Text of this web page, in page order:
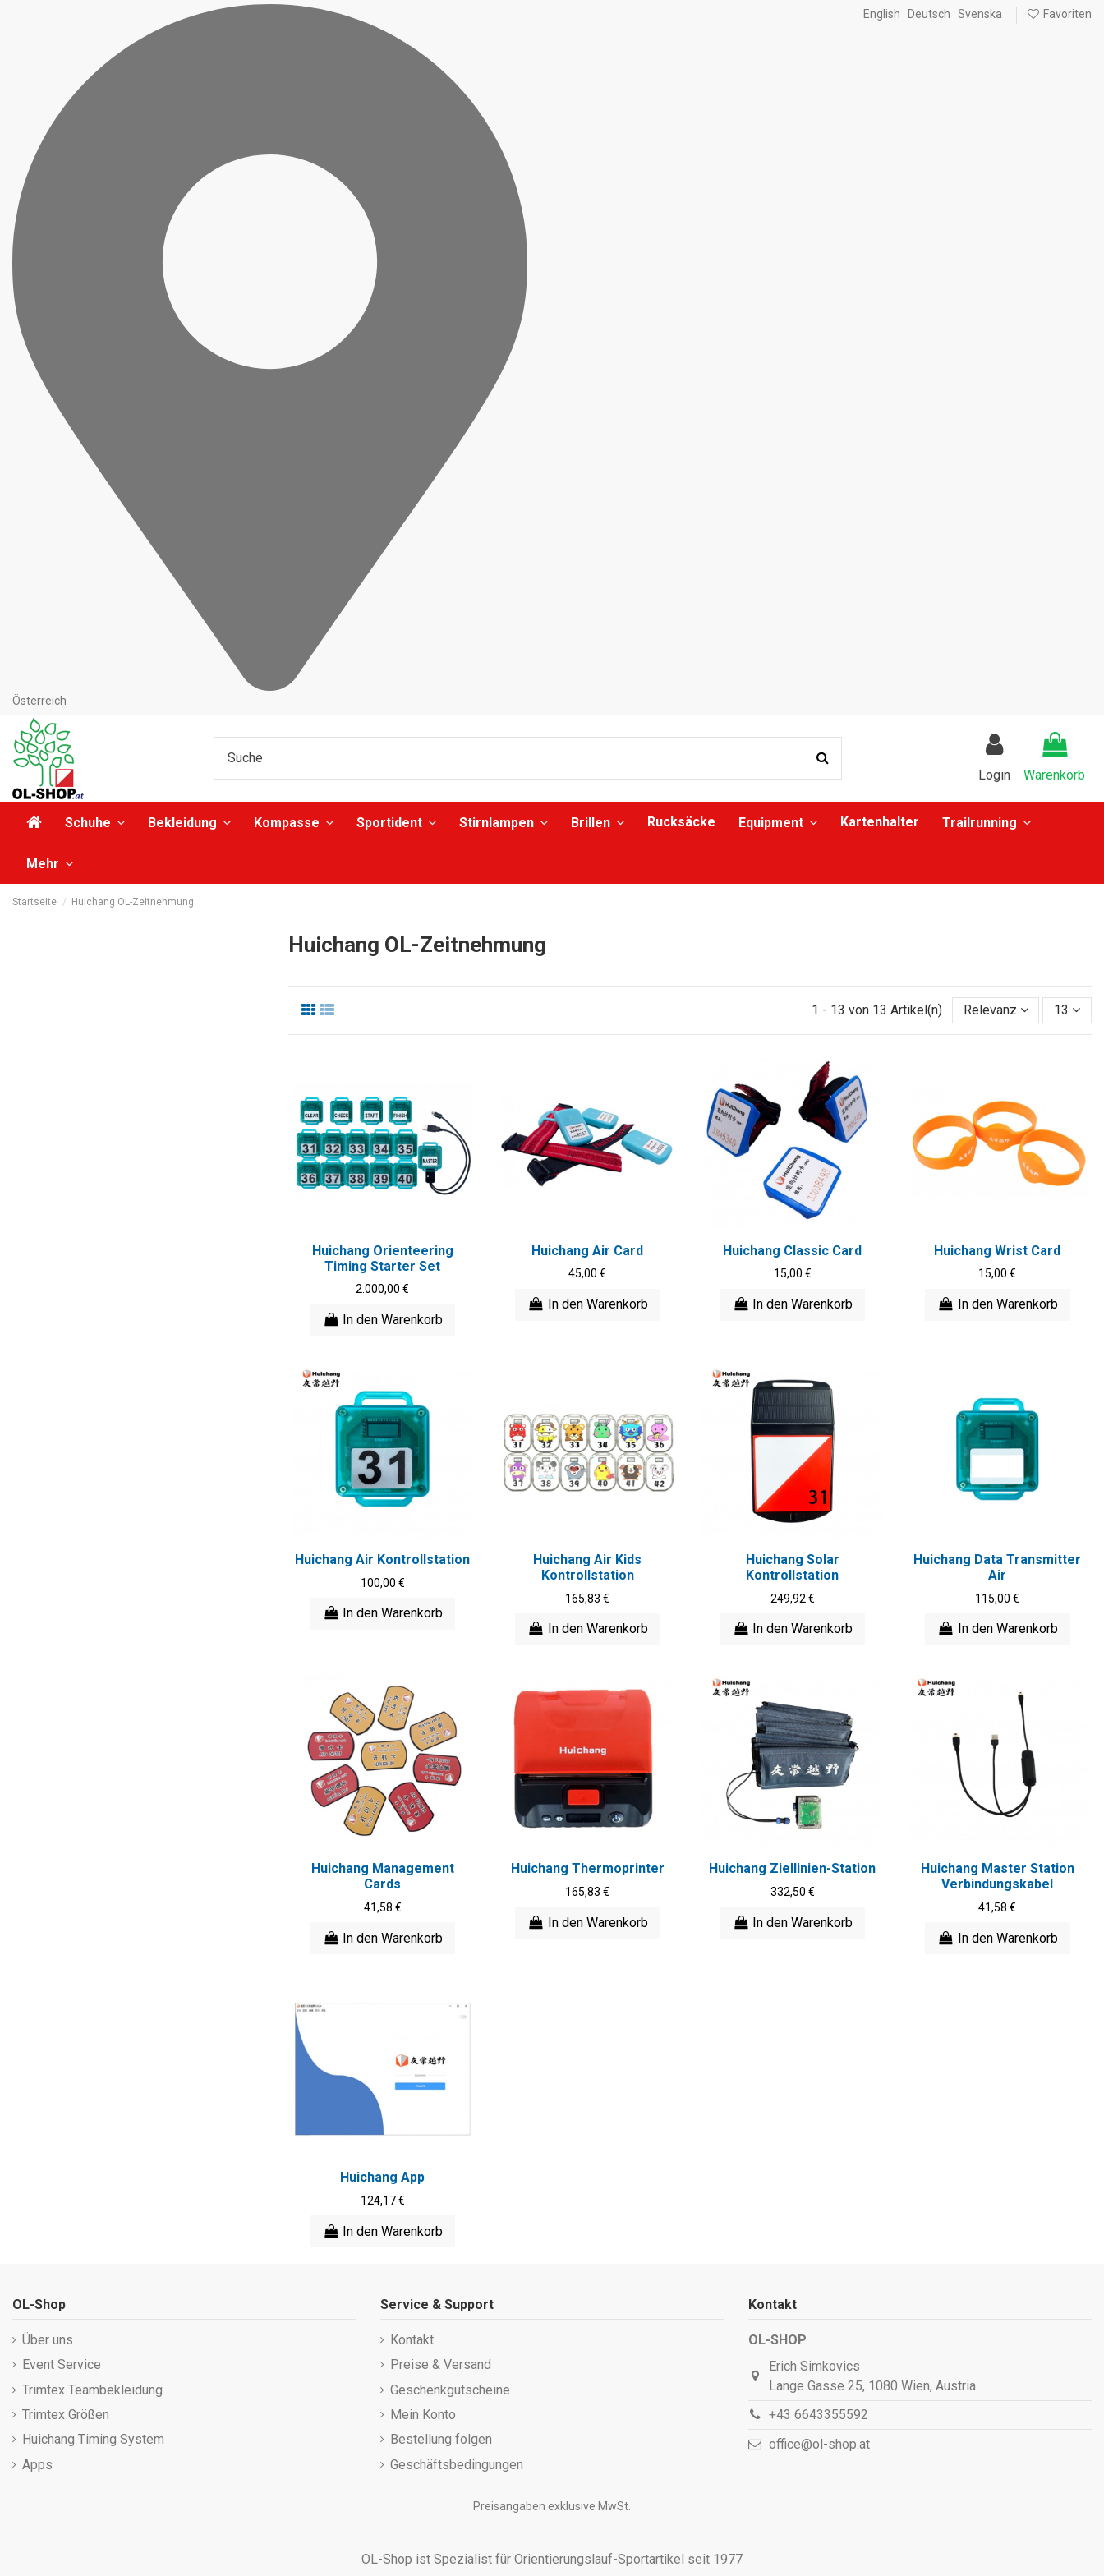
Österreich
English Deutsch Svenska Favoriten
Login Warenkorb
Schuhe Bekleidung Kompasse Sportident Stirnlampen Brillen Rucksäcke Equipment Kartenhalter Trailrunning
Mehr
Startseite Huichang OL-Zeitnehmung
Huichang OL-Zeitnehmung
1 - 13 von 13 Artikel(n) Relevanz 13
Huichang Orienteering
Timing Starter Set
2.000,00 €
In den Warenkorb
Huichang Air Card
45,00 €
In den Warenkorb
Huichang Classic Card
15,00 €
In den Warenkorb
Huichang Wrist Card
15,00 €
In den Warenkorb
Huichang Air Kontrollstation
100,00 €
In den Warenkorb
Huichang Air Kids
Kontrollstation
165,83 €
In den Warenkorb
Huichang Solar
Kontrollstation
249,92 €
In den Warenkorb
Huichang Data Transmitter
Air
115,00 €
In den Warenkorb
Huichang Management
Cards
41,58 €
In den Warenkorb
Huichang Thermoprinter
165,83 €
In den Warenkorb
Huichang Ziellinien-Station
332,50 €
In den Warenkorb
Huichang Master Station
Verbindungskabel
41,58 €
In den Warenkorb
Huichang App
124,17 €
In den Warenkorb
OL-Shop
Über uns
Event Service
Trimtex Teambekleidung
Trimtex Größen
Huichang Timing System
Apps
Service & Support
Kontakt
Preise & Versand
Geschenkgutscheine
Mein Konto
Bestellung folgen
Geschäftsbedingungen
Kontakt
OL-SHOP
Erich Simkovics
Lange Gasse 25, 1080 Wien, Austria
+43 6643355592
office@ol-shop.at
Preisangaben exklusive MwSt.
OL-Shop ist Spezialist für Orientierungslauf-Sportartikel seit 1977